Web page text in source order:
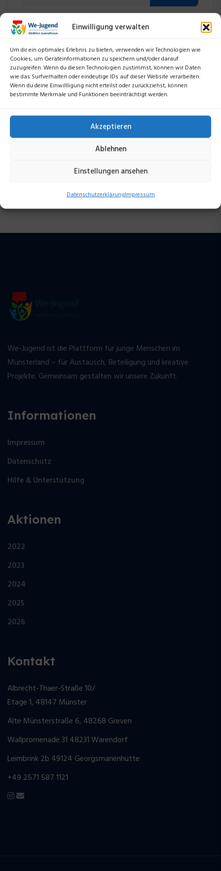
Einwilligung verwalten
Um dir ein optimales Erlebnis zu bieten, verwenden wir Technologien wie
Cookies, um Geräteinformationen zu speichern und/oder darauf
zuzugreifen. Wenn du diesen Technologien zustimmst, können wir Daten
wie das Surfverhalten oder eindeutige IDs auf dieser Website verarbeiten.
Wenn du deine Einwillligung nicht erteilst oder zurückziehst, können
bestimmte Merkmale und Funktionen beeinträchtigt werden.
Akzeptieren
Ablehnen
Einstellungen ansehen
DatenschutzerklärungImpressum
Kategorien
2022
2024
2025
12
We-Jugend ist die Plattform für junge Menschen im
Münsterland – für Austausch, Beteiligung und kreative
Projekte. Gemeinsam gestalten wir unsere Zukunft.
Informationen
Impressum
Datenschutz
Hilfe & Unterstützung
Aktionen
2022
2023
2024
2025
2026
Kontakt
Albrecht-Thaer-Straße 10/
Etage 1, 48147 Münster
Alte Münsterstraße 6, 48268 Greven
Wallpromenade 31 48231 Warendorf
Leimbrink 2b 49124 Georgsmarienhütte
+49 2571 587 1121